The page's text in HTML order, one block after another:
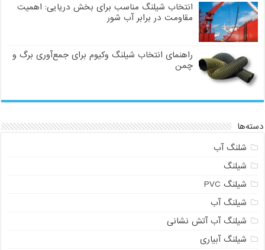
انتخاب شیلنگ مناسب برای بخش دریایی: اهمیت
مقاومت در برابر آب شور
راهنمای انتخاب شیلنگ وکیوم برای جمع‌آوری برگ و
چمن
دسته‌ها
شلنگ آب
شیلنگ
شیلنگ PVC
شیلنگ آب
شیلنگ آب آتش نشانی
شیلنگ آبیاری